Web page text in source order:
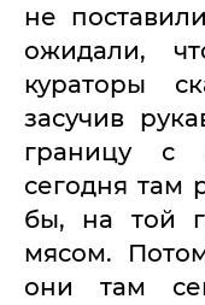
не
ожидали,
кураторы
засучив
границу с
сегодня там
бы, на той
мясом.
они там